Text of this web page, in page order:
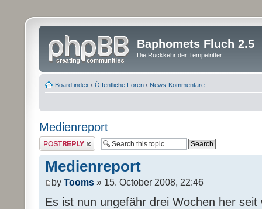
Baphomets Fluch 2.5
Die Rückkehr der Tempelritter
Board index ‹ Öffentliche Foren ‹ News-Kommentare
Medienreport
Post a reply
Medienreport
by Tooms » 15. October 2008, 22:46
Es ist nun ungefähr drei Wochen her